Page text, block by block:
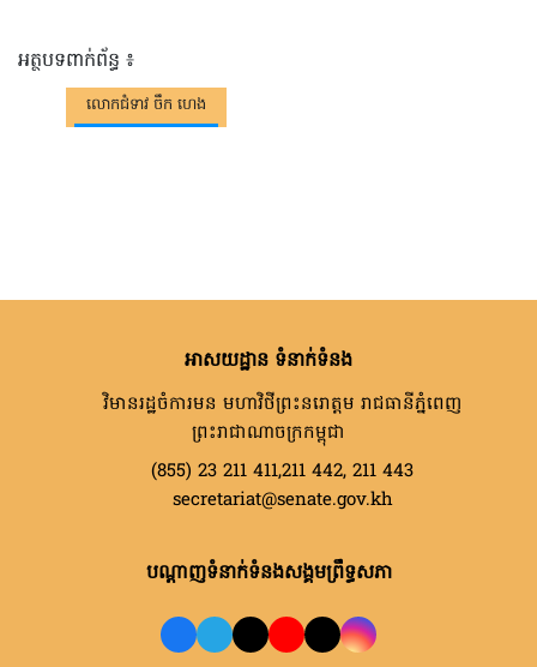
អត្ថបទពាក់ព័ន្ធ ៖
លោកជំទាវ ចឹក ហេង
អាសយដ្ឋាន ទំនាក់ទំនង
វិមានរដ្ឋចំការមន មហាវិថីព្រះនរោត្តម រាជធានីភ្នំពេញ
ព្រះរាជាណាចក្រកម្ពុជា
(855) 23 211 411,211 442, 211 443
secretariat@senate.gov.kh
បណ្តាញទំនាក់ទំនងសង្គមព្រឹទ្ធសភា